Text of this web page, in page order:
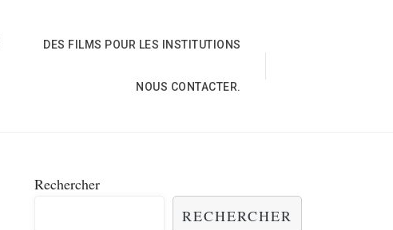
DES FILMS POUR LES INSTITUTIONS
NOUS CONTACTER.
Rechercher
RECHERCHER